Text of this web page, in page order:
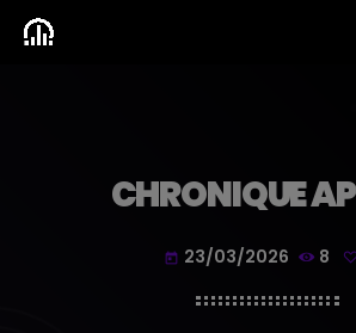
CHRONIQUE
today 23/03/2026 8